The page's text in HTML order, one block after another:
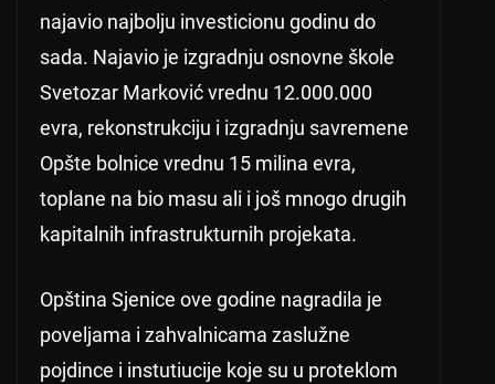
najavio najbolju investicionu godinu do
sada. Najavio je izgradnju osnovne škole
Svetozar Marković vrednu 12.000.000
evra, rekonstrukciju i izgradnju savremene
Opšte bolnice vrednu 15 milina evra,
toplane na bio masu ali i još mnogo drugih
kapitalnih infrastrukturnih projekata.
Opština Sjenice ove godine nagradila je
poveljama i zahvalnicama zaslužne
pojdince i instutiucije koje su u proteklom